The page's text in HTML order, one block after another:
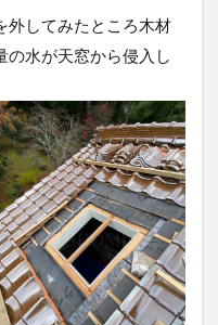
外してみたところ木材
の水が天窓から侵入し